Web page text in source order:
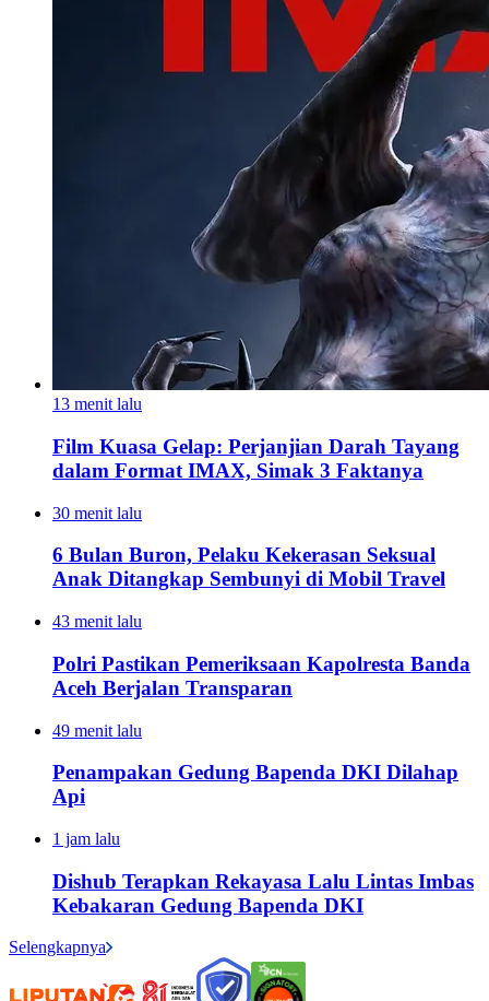
13 menit lalu
Film Kuasa Gelap: Perjanjian Darah Tayang
dalam Format IMAX, Simak 3 Faktanya
30 menit lalu
6 Bulan Buron, Pelaku Kekerasan Seksual
Anak Ditangkap Sembunyi di Mobil Travel
43 menit lalu
Polri Pastikan Pemeriksaan Kapolresta Banda
Aceh Berjalan Transparan
49 menit lalu
Penampakan Gedung Bapenda DKI Dilahap
Api
1 jam lalu
Dishub Terapkan Rekayasa Lalu Lintas Imbas
Kebakaran Gedung Bapenda DKI
Selengkapnya